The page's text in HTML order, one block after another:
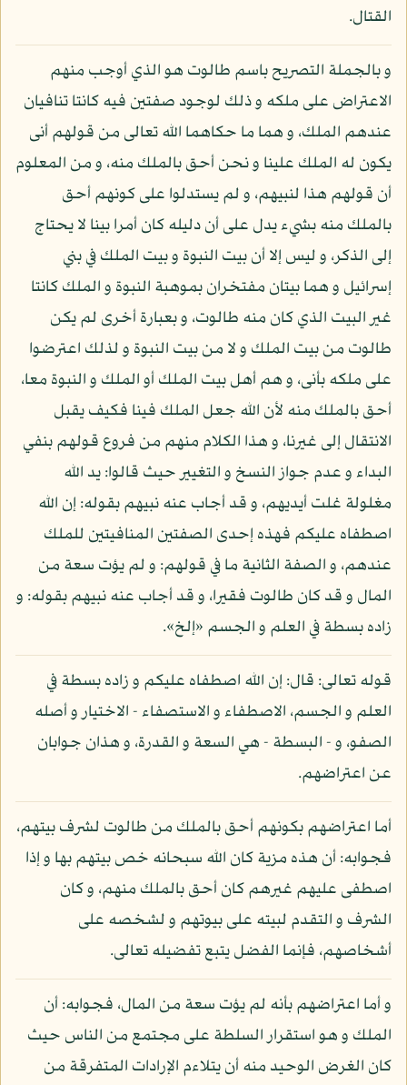
القتال.
و بالجملة التصريح باسم طالوت هو الذي أوجب منهم
الاعتراض على ملكه و ذلك لوجود صفتين فيه كانتا تنافيان
عندهم الملك، و هما ما حكاهما الله تعالى من قولهم أنى
يكون له الملك علينا و نحن أحق بالملك منه، و من المعلوم
أن قولهم هذا لنبيهم، و لم يستدلوا على كونهم أحق
بالملك منه بشيء يدل على أن دليله كان أمرا بينا لا يحتاج
إلى الذكر، و ليس إلا أن بيت النبوة و بيت الملك في بني
إسرائيل و هما بيتان مفتخران بموهبة النبوة و الملك كانتا
غير البيت الذي كان منه طالوت، و بعبارة أخرى لم يكن
طالوت من بيت الملك و لا من بيت النبوة و لذلك اعترضوا
على ملكه بأنى، و هم أهل بيت الملك أو الملك و النبوة معا،
أحق بالملك منه لأن الله جعل الملك فينا فكيف يقبل
الانتقال إلى غيرنا، و هذا الكلام منهم من فروع قولهم بنفي
البداء و عدم جواز النسخ و التغيير حيث قالوا: يد الله
مغلولة غلت أيديهم، و قد أجاب عنه نبيهم بقوله: إن الله
اصطفاه عليكم فهذه إحدى الصفتين المنافيتين للملك
عندهم، و الصفة الثانية ما في قولهم: و لم يؤت سعة من
المال و قد كان طالوت فقيرا، و قد أجاب عنه نبيهم بقوله: و
زاده بسطة في العلم و الجسم «إلخ».
قوله تعالى: قال: إن الله اصطفاه عليكم و زاده بسطة في
العلم و الجسم، الاصطفاء و الاستصفاء - الاختيار و أصله
الصفو، و - البسطة - هي السعة و القدرة، و هذان جوابان
عن اعتراضهم.
أما اعتراضهم بكونهم أحق بالملك من طالوت لشرف بيتهم،
فجوابه: أن هذه مزية كان الله سبحانه خص بيتهم بها و إذا
اصطفى عليهم غيرهم كان أحق بالملك منهم، و كان
الشرف و التقدم لبيته على بيوتهم و لشخصه على
أشخاصهم، فإنما الفضل يتبع تفضيله تعالى.
و أما اعتراضهم بأنه لم يؤت سعة من المال، فجوابه: أن
الملك و هو استقرار السلطة على مجتمع من الناس حيث
كان الغرض الوحيد منه أن يتلاءم الإرادات المتفرقة من